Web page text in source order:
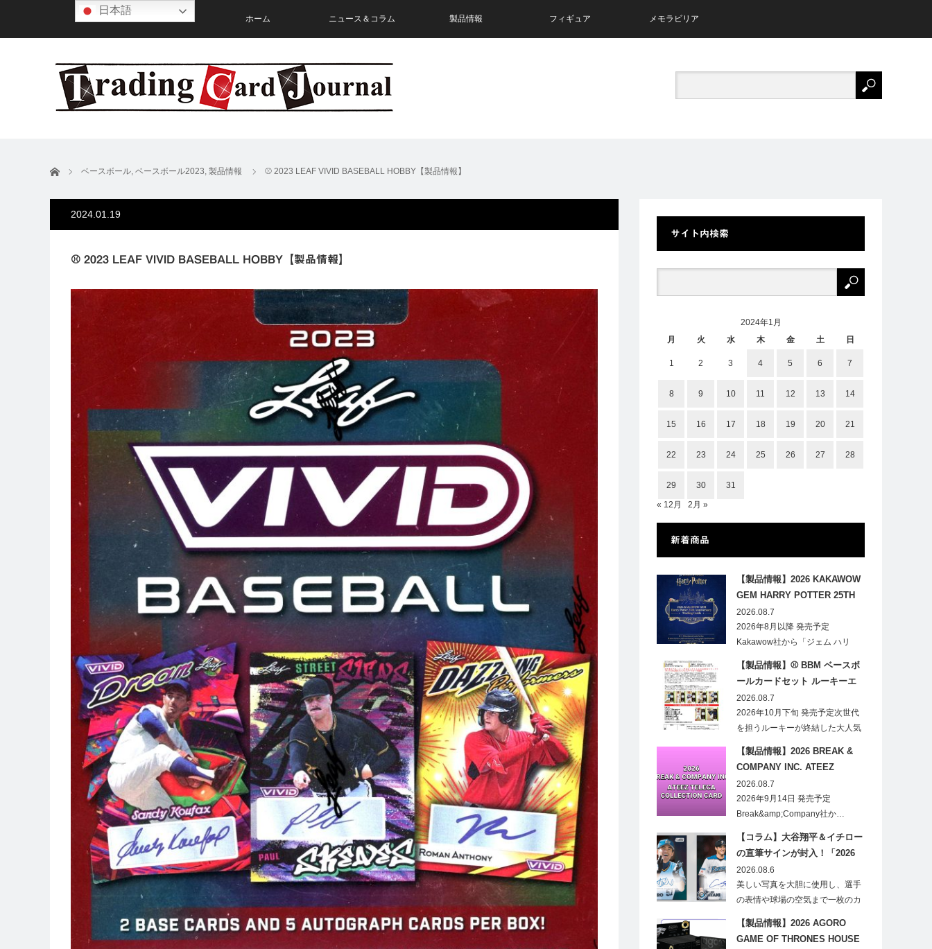
ホーム ニュース＆コラム 製品情報 フィギュア メモラビリア
ホーム ベースボール, ベースボール2023, 製品情報 ⚾ 2023 LEAF VIVID BASEBALL HOBBY【製品情報】
2024.01.19
⚾ 2023 LEAF VIVID BASEBALL HOBBY【製品情報】
サイト内検索
2024年1月
月
火 水 木 金 土 日
1 2 3 4 5 6 7
8 9 10 11 12 13 14
15 16 17 18 19 20 21
22 23 24 25 26 27 28
29 30
31
« 12月
2月 »
新着商品
【製品情報】2026 KAKAWOW
GEM HARRY POTTER 25TH
ANNIVERSARY TRADING
CARDS HOBBY
2026.08.7
2026年8月以降 発売予定
Kakawow社から「ジェム ハリ
【製品情報】⚾ BBM ベースボ
ールカードセット ルーキーエ
ディションプレミアム 2026
2026.08.7
2026年10月下旬 発売予定次世代
を担うルーキーが終結した大人気
【製品情報】2026 BREAK &
COMPANY INC. ATEEZ
TELECA COLLECTION CARD
2026.08.7
2026年9月14日 発売予定
Break&amp;Company社か…
【コラム】大谷翔平＆イチロー
の直筆サインが封入！「2026
Topps NPB Stadium Club」が
見逃せない
2026.08.6
美しい写真を大胆に使用し、選手
の表情や球場の空気まで一枚のカ
【製品情報】2026 AGORO
GAME OF THRONES HOUSE
日本語